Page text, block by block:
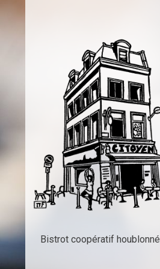
Bistrot coopératif houblonné